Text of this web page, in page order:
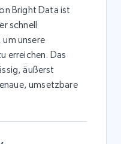
Bright Data ist
schnell
unsere
erreichen. Das
äußerst
umsetzbare